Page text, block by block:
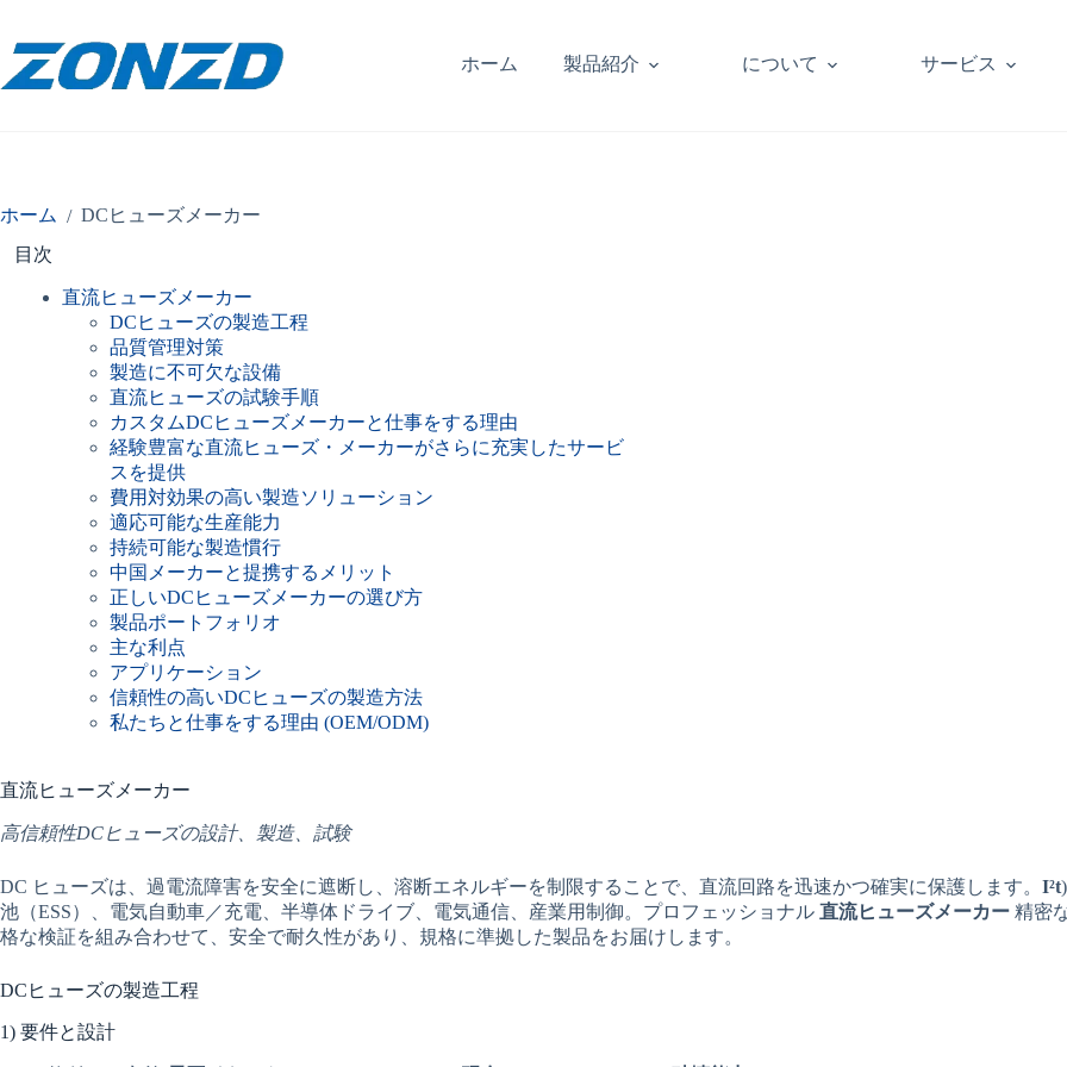
テ
ン
ッ
ホーム 製品紹介 について サービス
ホーム / DCヒューズメーカー
目次
直流ヒューズメーカー
DCヒューズの製造工程
品質管理対策
製造に不可欠な設備
直流ヒューズの試験手順
カスタムDCヒューズメーカーと仕事をする理由
経験豊富な直流ヒューズ・メーカーがさらに充実したサービ
スを提供
費用対効果の高い製造ソリューション
適応可能な生産能力
持続可能な製造慣行
中国メーカーと提携するメリット
正しいDCヒューズメーカーの選び方
製品ポートフォリオ
主な利点
アプリケーション
信頼性の高いDCヒューズの製造方法
私たちと仕事をする理由 (OEM/ODM)
直流ヒューズメーカー
高信頼性DCヒューズの設計、製造、試験
DC ヒューズは、過電流障害を安全に遮断し、溶断エネルギーを制限することで、直流回路を迅速かつ確実に保護します。 I²t
池（ESS）、電気自動車／充電、半導体ドライブ、電気通信、産業用制御。プロフェッショナル 直流ヒューズメーカー 精密
格な検証を組み合わせて、安全で耐久性があり、規格に準拠した製品をお届けします。
DCヒューズの製造工程
1) 要件と設計